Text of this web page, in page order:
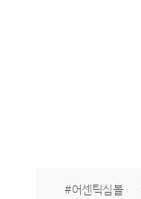
#어센틱심볼